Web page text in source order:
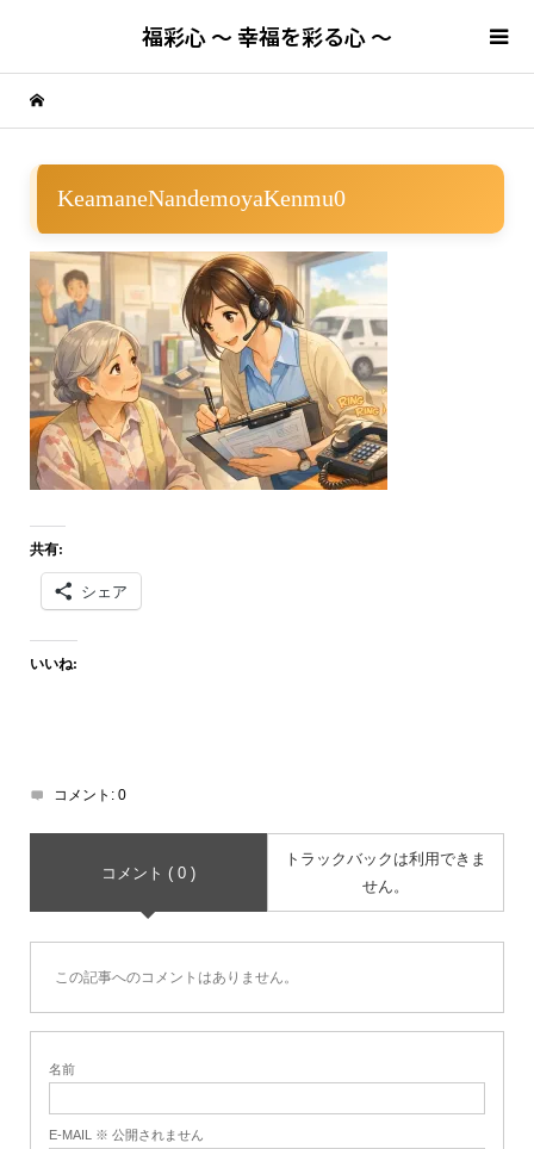
福彩心 ～ 幸福を彩る心 ～
KeamaneNandemoyaKenmu0
共有:
シェア
いいね:
コメント: 0
コメント ( 0 )
トラックバックは利用できま
せん。
この記事へのコメントはありません。
名前
E-MAIL ※ 公開されません